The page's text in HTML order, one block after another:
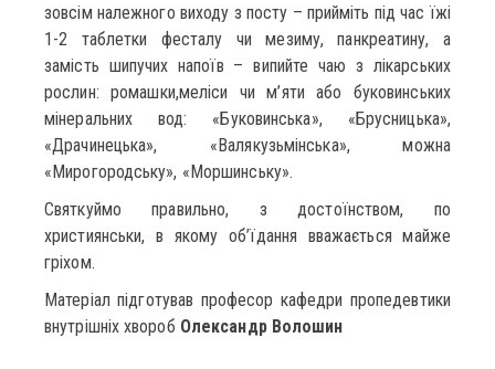
зовсім належного виходу з посту – прийміть під час їжі
1-2 таблетки фесталу чи мезиму, панкреатину, а
замість шипучих напоїв – випийте чаю з лікарських
рослин: ромашки,меліси чи м’яти або буковинських
мінеральних вод: «Буковинська», «Брусницька»,
«Драчинецька», «Валякузьмінська», можна
«Мирогородську», «Моршинську».
Святкуймо правильно, з достоїнством, по
християнськи, в якому об’їдання вважається майже
гріхом.
Матеріал підготував професор кафедри пропедевтики
внутрішніх хвороб Олександр Волошин